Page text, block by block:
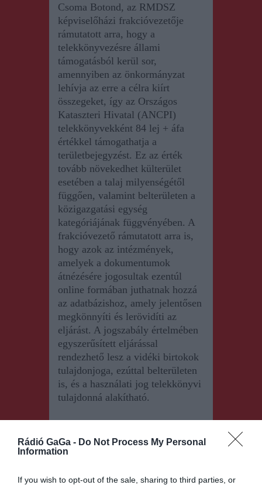
Rádió GaGa - Do Not Process My Personal
Information
If you wish to opt-out of the sale, sharing to third parties, or
Csoma Botond, az RMDSZ
képviselőházi frakcióvezetője
rámutatott arra, hogy a
telekkönyvezésre állami
támogatásból kerül sor,
amennyiben az önkormányzat
lehívja az erre a célra kiírt
összegeket, így az Országos
Kataszteri Hivatal (ANCPI)
telekkönyvekként 84 lej + áfa
értékkel támogathatja a
területbejegyzést. Ez az érték
tovább növekedhet külterület
esetében a talaj milyenségétől
függően, valamint belterületen a
közigazgatási egység
kategóriájának függvényében. A
frakcióvezető rámutatott arra is,
hogy azok az intézmények,
amelyek a dokumentumok
átnézésére jogosultak ezentúl
online formában juthatnak hozzá
az adatbázishoz, amely jelentősen
megkönnyíti és lerövidíti az
eljárást. A jogszabály értelmében
egyszerűsített eljárással
rendezhető lesz a vidéki birtokok
tulajdonjoga, ezúttal belterületen
is, és a használati jog telekkönyvi
tulajdonná alakítható.